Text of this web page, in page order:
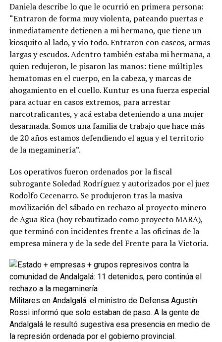
Daniela describe lo que le ocurrió en primera persona:
“Entraron de forma muy violenta, pateando puertas e
inmediatamente detienen a mi hermano, que tiene un
kiosquito al lado, y vio todo. Entraron con cascos, armas
largas y escudos. Adentro también estaba mi hermana, a
quien redujeron, le pisaron las manos: tiene múltiples
hematomas en el cuerpo, en la cabeza, y marcas de
ahogamiento en el cuello. Kuntur es una fuerza especial
para actuar en casos extremos, para arrestar
narcotraficantes, y acá estaba deteniendo a una mujer
desarmada. Somos una familia de trabajo que hace más
de 20 años estamos defendiendo el agua y el territorio
de la megaminería”.
Los operativos fueron ordenados por la fiscal
subrogante Soledad Rodríguez y autorizados por el juez
Rodolfo Cecenarro. Se produjeron tras la masiva
movilización del sábado en rechazo al proyecto minero
de Agua Rica (hoy rebautizado como proyecto MARA),
que terminó con incidentes frente a las oficinas de la
empresa minera y de la sede del Frente para la Victoria.
Militares en Andalgalá. el ministro de Defensa Agustín
Rossi informó que solo estaban de paso. A la gente de
Andalgalá le resultó sugestiva esa presencia en medio de
la represión ordenada por el gobierno provincial.